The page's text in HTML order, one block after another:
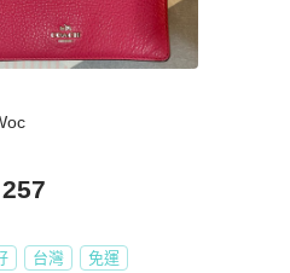
台灣 免運